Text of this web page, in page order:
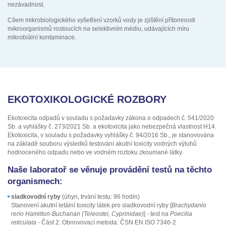
nezávadnost.
Cílem mikrobiologického vyšetření vzorků vody je zjištění přítomnosti
mikroorganismů rostoucích na selektivním médiu, udávajících míru
mikrobiální kontaminace.
EKOTOXIKOLOGICKÉ ROZBORY
Ekotoxicita odpadů v souladu s požadavky zákona o odpadech č. 541/2020
Sb. a vyhlášky č. 273/2021 Sb. a ekotoxicita jako nebezpečná vlastnost H14.
Ekotoxicita, v souladu s požadavky vyhlášky č. 94/2016 Sb., je stanovována
na základě souboru výsledků testování akutní toxicity vodných výluhů
hodnoceného odpadu nebo ve vodném roztoku zkoumané látky.
Naše laboratoř se věnuje provádění testů na těchto
organismech:
sladkovodní ryby (úhyn, trvání testu: 96 hodin)
Stanovení akutní letální toxicity látek pro sladkovodní ryby [Brachydanio
rerio Hamilton-Buchanan (Teleostei, Cyprinidae)] - test naPoecilia
reticulata - Část 2: Obnovovací metoda: ČSN EN ISO 7346-2